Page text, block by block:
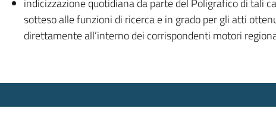
sotteso alle funzioni di ricerca e in grado per gli atti
direttamente all’interno dei corrispondenti motori